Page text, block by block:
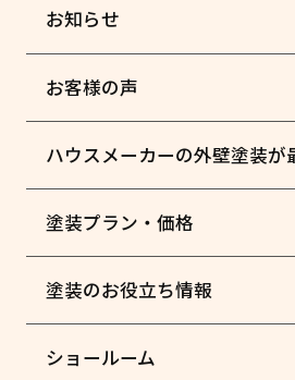
お知らせ
お客様の声
ハウスメーカーの外壁塗装が
塗装プラン・価格
塗装のお役立ち情報
ショールーム